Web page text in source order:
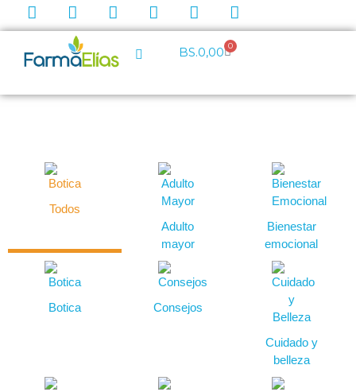
BS.0,00 0
Todos
Adulto
mayor
Bienestar
emocional
Botica Consejos
Cuidado y
belleza